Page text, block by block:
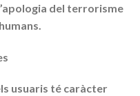
del terrorisme
usuaris té caràcter